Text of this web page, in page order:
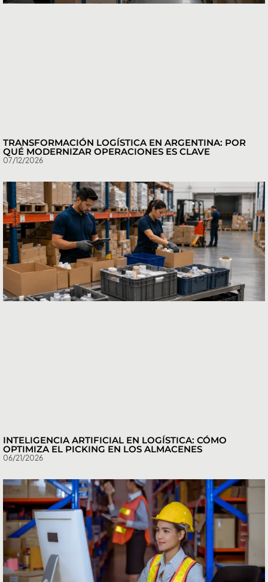
TRANSFORMACIÓN LOGÍSTICA EN ARGENTINA: POR
QUÉ MODERNIZAR OPERACIONES ES CLAVE
07/12/2026
INTELIGENCIA ARTIFICIAL EN LOGÍSTICA: CÓMO
OPTIMIZA EL PICKING EN LOS ALMACENES
06/21/2026